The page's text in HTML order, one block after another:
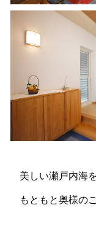
美しい瀬戸内海
もともと奥様の